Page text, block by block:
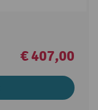
€ 407,00